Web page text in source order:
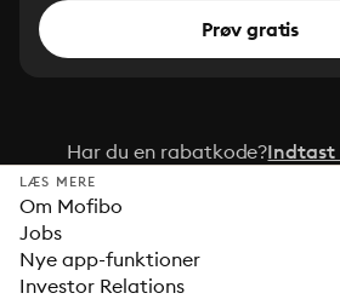
Prøv gratis
Har du en rabatkode?Indtast
LÆS MERE
Om Mofibo
Jobs
Nye app-funktioner
Investor Relations